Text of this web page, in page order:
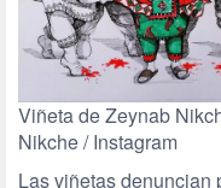
Viñeta de Zeynab
Nikche / Instagram
Las viñetas denuncian